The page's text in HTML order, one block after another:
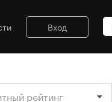
Вход
рейтинг